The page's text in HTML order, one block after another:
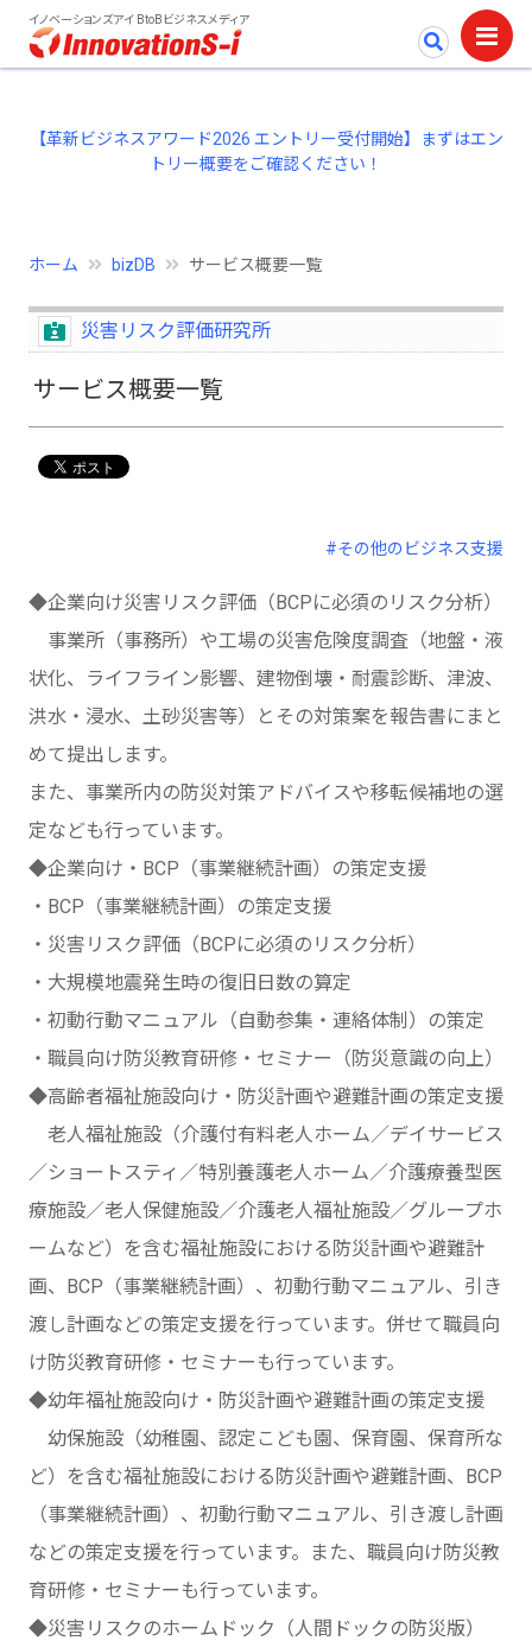
イノベーションズアイ BtoBビジネスメディア
【革新ビジネスアワード2026 エントリー受付開始】まずはエン
トリー概要をご確認ください！
ホーム bizDB サービス概要一覧
災害リスク評価研究所
サービス概要一覧
#その他のビジネス支援
◆企業向け災害リスク評価（BCPに必須のリスク分析）
事業所（事務所）や工場の災害危険度調査（地盤・液
状化、ライフライン影響、建物倒壊・耐震診断、津波、
洪水・浸水、土砂災害等）とその対策案を報告書にまと
めて提出します。
また、事業所内の防災対策アドバイスや移転候補地の選
定なども行っています。
◆企業向け・BCP（事業継続計画）の策定支援
・BCP（事業継続計画）の策定支援
・災害リスク評価（BCPに必須のリスク分析）
・大規模地震発生時の復旧日数の算定
・初動行動マニュアル（自動参集・連絡体制）の策定
・職員向け防災教育研修・セミナー（防災意識の向上）
◆高齢者福祉施設向け・防災計画や避難計画の策定支援
老人福祉施設（介護付有料老人ホーム／デイサービス
／ショートスティ／特別養護老人ホーム／介護療養型医
療施設／老人保健施設／介護老人福祉施設／グループホ
ームなど）を含む福祉施設における防災計画や避難計
画、BCP（事業継続計画）、初動行動マニュアル、引き
渡し計画などの策定支援を行っています。併せて職員向
け防災教育研修・セミナーも行っています。
◆幼年福祉施設向け・防災計画や避難計画の策定支援
幼保施設（幼稚園、認定こども園、保育園、保育所な
ど）を含む福祉施設における防災計画や避難計画、BCP
（事業継続計画）、初動行動マニュアル、引き渡し計画
などの策定支援を行っています。また、職員向け防災教
育研修・セミナーも行っています。
◆災害リスクのホームドック（人間ドックの防災版）